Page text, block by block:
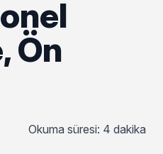
Ön
Okuma süresi: 4 dakika